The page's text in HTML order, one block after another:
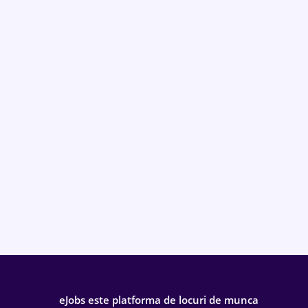
eJobs este platforma de locuri de munca